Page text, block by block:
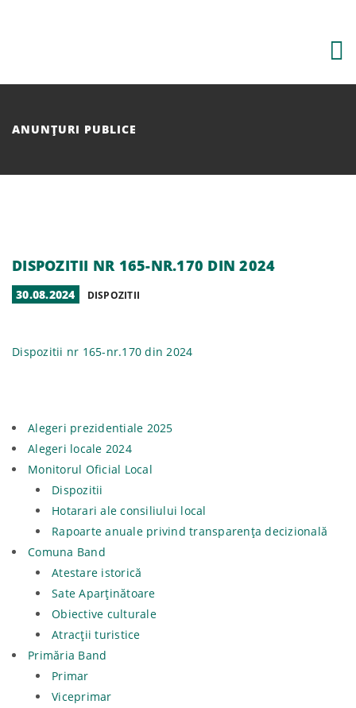
ANUNȚURI PUBLICE
DISPOZITII NR 165-NR.170 DIN 2024
POSTED
30.08.2024 CATEGORIES
DISPOZITII
Dispozitii nr 165-nr.170 din 2024
Alegeri prezidentiale 2025
Alegeri locale 2024
Monitorul Oficial Local
Dispozitii
Hotarari ale consiliului local
Rapoarte anuale privind transparenţa decizională
Comuna Band
Atestare istorică
Sate Aparținătoare
Obiective culturale
Atracții turistice
Primăria Band
Primar
Viceprimar